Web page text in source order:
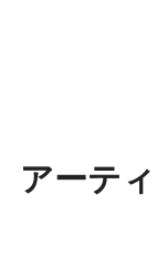
アーテ